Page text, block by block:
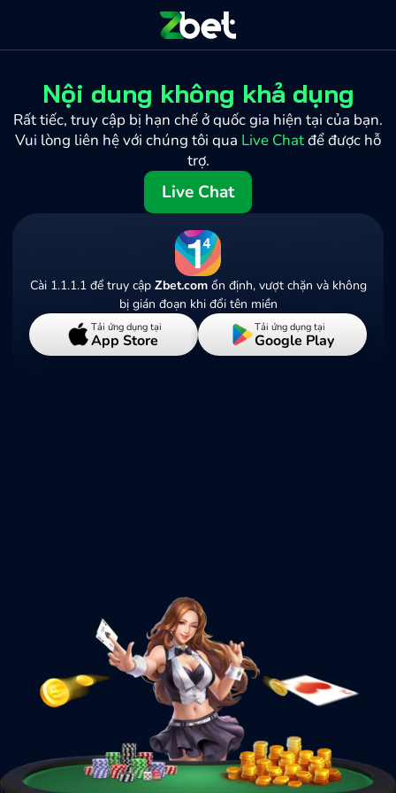
Nội dung không khả dụng
Rất tiếc, truy cập bị hạn chế ở quốc gia hiện tại của bạn.
Vui lòng liên hệ với chúng tôi qua Live Chatđể được hỗ
trợ.
Live Chat
Cài 1.1.1.1 để truy cập Zbet.comổn định, vượt chặn và không
bị gián đoạn khi đổi tên miền
Tải ứng dụng tại
App Store
Tải ứng dụng tại
Google Play